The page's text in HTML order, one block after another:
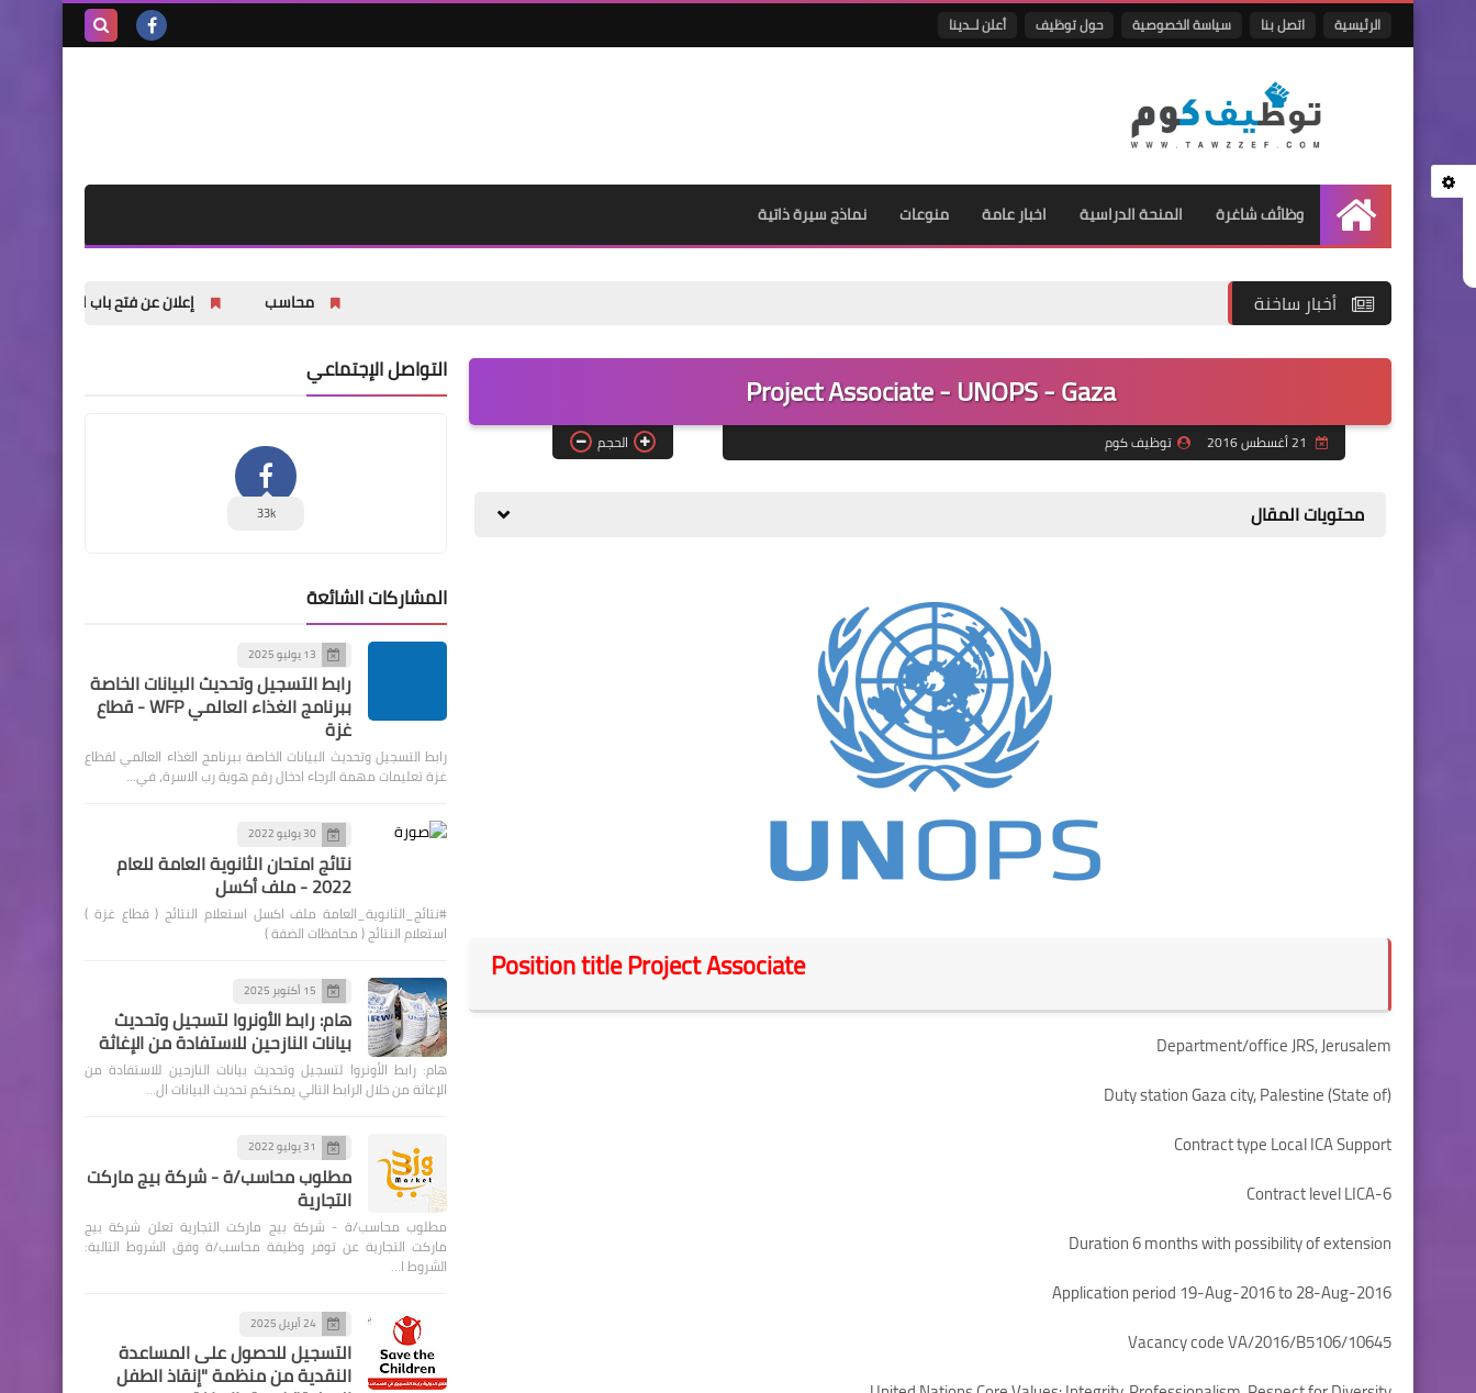
الرئيسية اتصل بنا سياسة الخصوصية حول توظيف أعلن لــدينا
الرئيسية
وظائف شاغرة المنحة الدراسية اخبار عامة منوعات نماذج سيرة ذاتية
أخبار ساخنة إعلان عن فتح باب التسجيل للشباب
Project Associate - UNOPS - Gaza
توظيف كوم الحجم
محتويات المقال
Position title Project Associate
Department/office JRS, Jerusalem
Duty station Gaza city, Palestine (State of)
Contract type Local ICA Support
Contract level LICA-6
Duration 6 months with possibility of extension
Application period 19-Aug-2016 to 28-Aug-2016
Vacancy code VA/2016/B5106/10645
التواصل الإجتماعي
33k
المشاركات الشائعة
13 يوليو 2025
رابط التسجيل وتحديث البيانات الخاصة
ببرنامج الغذاء العالمي WFP - قطاع
غزة
رابط التسجيل وتحديث البيانات الخاصة ببرنامج الغذاء العالمي لقطاع
غزة تعليمات مهمة الرجاء ادخال رقم هوية رب الاسرة، في…
30 يوليو 2022
نتائج امتحان الثانوية العامة للعام
2022 - ملف أكسل
#نتائج_الثانوية_العامة ملف اكسل استعلام النتائج ( قطاع غزة )
استعلام النتائج ( محافظات الضفة )
15 أكتوبر 2025
هام: رابط الأونروا لتسجيل وتحديث
بيانات النازحين للاستفادة من الإغاثة
هام: رابط الأونروا لتسجيل وتحديث بيانات النازحين للاستفادة من
الإغاثة من خلال الرابط التالي يمكنكم تحديث البيانات ال…
31 يوليو 2022
مطلوب محاسب/ة - شركة بيج ماركت
التجارية
مطلوب محاسب/ة - شركة بيج ماركت التجارية تعلن شركة بيج
ماركت التجارية عن توفر وظيفة محاسب/ة وفق الشروط التالية:
الشروط ا…
24 أبريل 2025
التسجيل للحصول على المساعدة
النقدية من منظمة "إنقاذ الطفل